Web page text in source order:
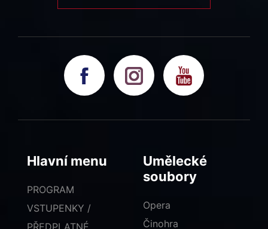
Hlavní menu
PROGRAM
VSTUPENKY /
Umělecké
soubory
Opera
Činohra